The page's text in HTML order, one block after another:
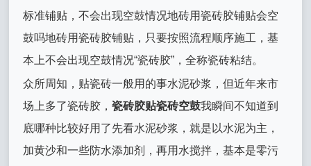
标准铺贴，不会出现空鼓情况地砖用瓷砖胶铺贴会空
鼓吗地砖用瓷砖胶铺贴，只要按照流程顺序施工，基
本上不会出现空鼓情况“瓷砖胶”，全称瓷砖粘结。
众所周知，贴瓷砖一般用的事水泥砂浆，但近年来市
场上多了瓷砖胶，瓷砖胶贴瓷砖空鼓我瞬间不知道到
底哪种比较好用了先看水泥砂浆，就是以水泥为主，
加黄沙和一些防水添加剂，再用水搅拌，基本是零污